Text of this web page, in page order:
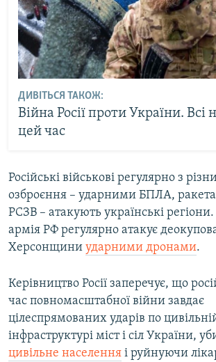
ДИВІТЬСЯ ТАКОЖ:
Війна Росії проти України. Всі
цей час
Російські військові регулярно з
озброєння – ударними БПЛА,
РСЗВ – атакують українські
армія РФ регулярно атакує
Херсонщини ударними дронами.
Керівництво Росії заперечує, що
час повномасштабної війни завдає
цілеспрямованих ударів по
інфраструктурі міст і сіл України,
цивільне населення і руйнуючи